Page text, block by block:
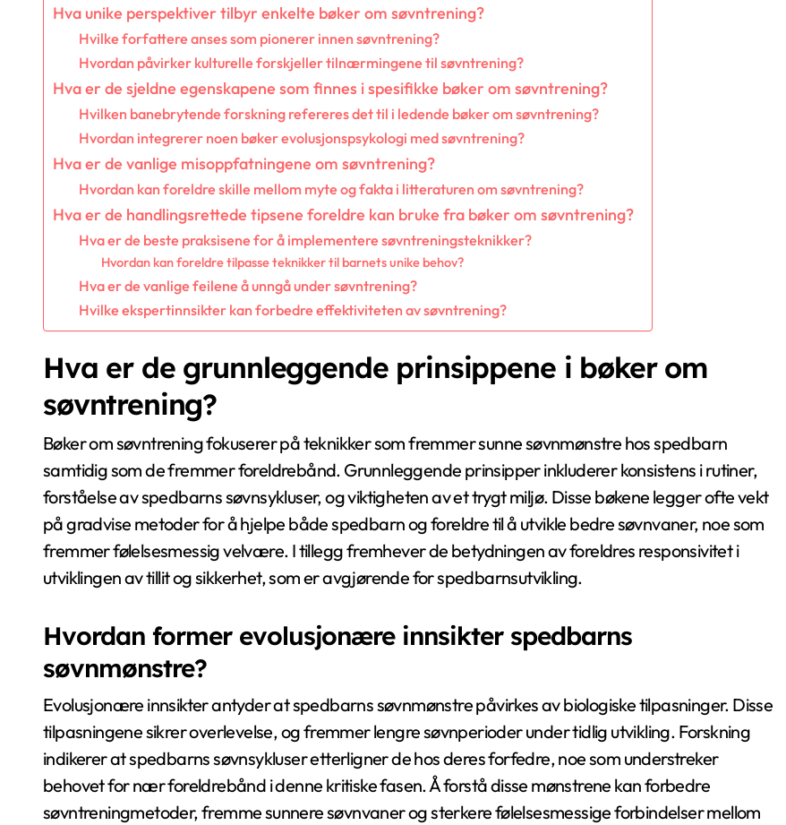
Hva unike perspektiver tilbyr enkelte bøker om søvntrening?
Hvilke forfattere anses som pionerer innen søvntrening?
Hvordan påvirker kulturelle forskjeller tilnærmingene til søvntrening?
Hva er de sjeldne egenskapene som finnes i spesifikke bøker om søvntrening?
Hvilken banebrytende forskning refereres det til i ledende bøker om søvntrening?
Hvordan integrerer noen bøker evolusjonspsykologi med søvntrening?
Hva er de vanlige misoppfatningene om søvntrening?
Hvordan kan foreldre skille mellom myte og fakta i litteraturen om søvntrening?
Hva er de handlingsrettede tipsene foreldre kan bruke fra bøker om søvntrening?
Hva er de beste praksisene for å implementere søvntreningsteknikker?
Hvordan kan foreldre tilpasse teknikker til barnets unike behov?
Hva er de vanlige feilene å unngå under søvntrening?
Hvilke ekspertinnsikter kan forbedre effektiviteten av søvntrening?
Hva er de grunnleggende prinsippene i bøker om
søvntrening?
Bøker om søvntrening fokuserer på teknikker som fremmer sunne søvnmønstre hos spedbarn
samtidig som de fremmer foreldrebånd. Grunnleggende prinsipper inkluderer konsistens i rutiner,
forståelse av spedbarns søvnsykluser, og viktigheten av et trygt miljø. Disse bøkene legger ofte vekt
på gradvise metoder for å hjelpe både spedbarn og foreldre til å utvikle bedre søvnvaner, noe som
fremmer følelsesmessig velvære. I tillegg fremhever de betydningen av foreldres responsivitet i
utviklingen av tillit og sikkerhet, som er avgjørende for spedbarnsutvikling.
Hvordan former evolusjonære innsikter spedbarns
søvnmønstre?
Evolusjonære innsikter antyder at spedbarns søvnmønstre påvirkes av biologiske tilpasninger. Disse
tilpasningene sikrer overlevelse, og fremmer lengre søvnperioder under tidlig utvikling. Forskning
indikerer at spedbarns søvnsykluser etterligner de hos deres forfedre, noe som understreker
behovet for nær foreldrebånd i denne kritiske fasen. Å forstå disse mønstrene kan forbedre
søvntreningmetoder, fremme sunnere søvnvaner og sterkere følelsesmessige forbindelser mellom